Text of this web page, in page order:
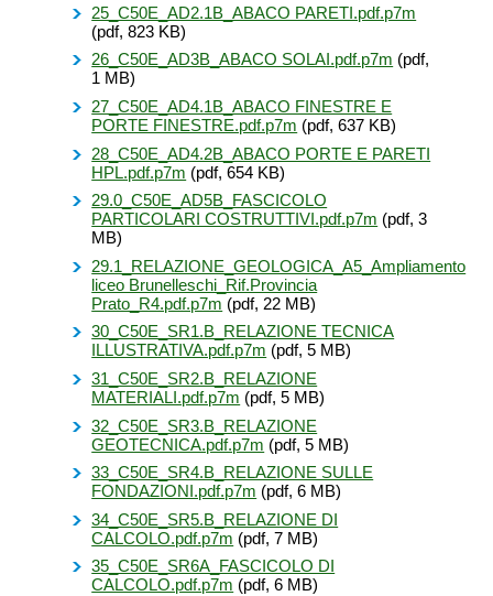
25_C50E_AD2.1B_ABACO PARETI.pdf.p7m
(pdf, 823 KB)
26_C50E_AD3B_ABACO SOLAI.pdf.p7m (pdf,
1 MB)
27_C50E_AD4.1B_ABACO FINESTRE E
PORTE FINESTRE.pdf.p7m (pdf, 637 KB)
28_C50E_AD4.2B_ABACO PORTE E PARETI
HPL.pdf.p7m (pdf, 654 KB)
29.0_C50E_AD5B_FASCICOLO
PARTICOLARI COSTRUTTIVI.pdf.p7m (pdf, 3
MB)
29.1_RELAZIONE_GEOLOGICA_A5_Ampliamento
liceo Brunelleschi_Rif.Provincia
Prato_R4.pdf.p7m (pdf, 22 MB)
30_C50E_SR1.B_RELAZIONE TECNICA
ILLUSTRATIVA.pdf.p7m (pdf, 5 MB)
31_C50E_SR2.B_RELAZIONE
MATERIALI.pdf.p7m (pdf, 5 MB)
32_C50E_SR3.B_RELAZIONE
GEOTECNICA.pdf.p7m (pdf, 5 MB)
33_C50E_SR4.B_RELAZIONE SULLE
FONDAZIONI.pdf.p7m (pdf, 6 MB)
34_C50E_SR5.B_RELAZIONE DI
CALCOLO.pdf.p7m (pdf, 7 MB)
35_C50E_SR6A_FASCICOLO DI
CALCOLO.pdf.p7m (pdf, 6 MB)